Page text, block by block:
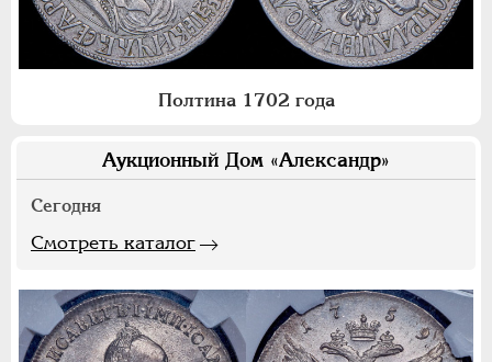
Полтина 1702 года
Аукционный Дом «Александр»
Сегодня
Смотреть каталог